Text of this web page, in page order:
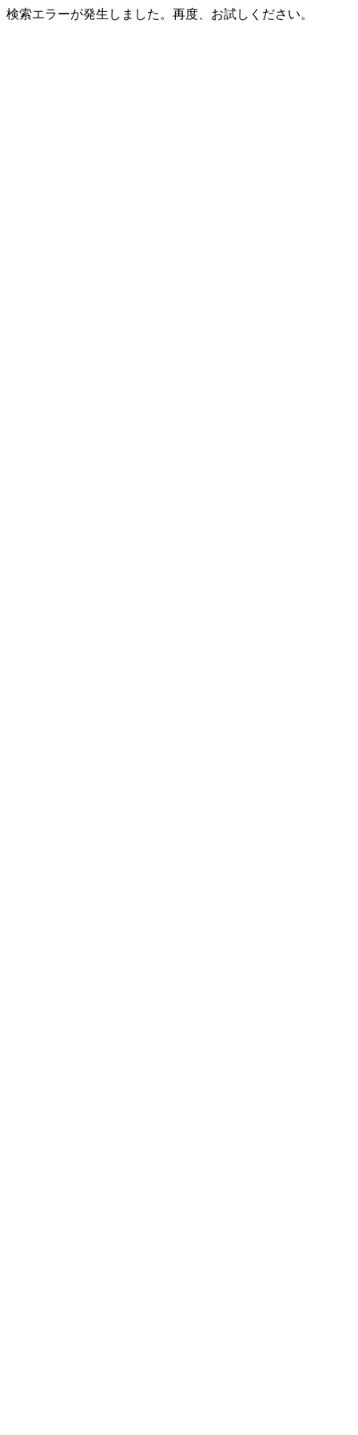
検索エラーが発生しました。再度、お試しください。